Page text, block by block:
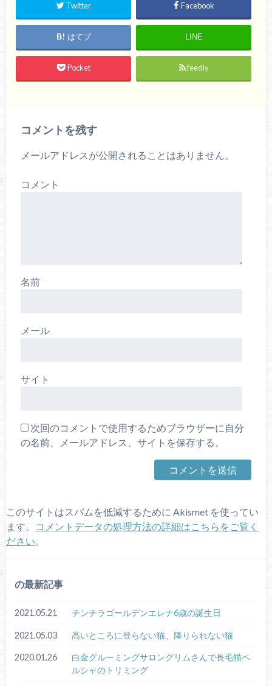
Twitter Facebook
はてブ LINE
Pocket feedly
コメントを残す
メールアドレスが公開されることはありません。
コメント
名前
メール
サイト
次回のコメントで使用するためブラウザーに自分
の名前、メールアドレス、サイトを保存する。
このサイトはスパムを低減するために Akismet を使ってい
ます。
コメントデータの処理方法の詳細はこちらをご覧く
ださい
の最新記事
2021.05.21 チンチラゴールデンエレナ6歳の誕生日
2021.05.03 高いところに登らない猫、降りられない猫
2020.01.26
白金グルーミングサロングリムさんで長毛猫ペ
ルシャのトリミング